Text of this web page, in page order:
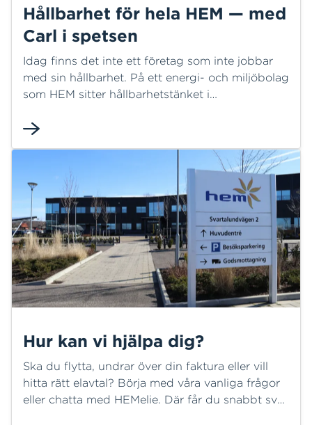
Hållbarhet för hela HEM — med
Carl i spetsen
Idag finns det inte ett företag som inte jobbar
med sin hållbarhet. På ett energi- och miljöbolag
som HEM sitter hållbarhetstänket i
bättre. Nu blir det Carl Lagerblads uppdrag,
inte bara sköter sig utan går i täten för det
arbetet.
Hur kan vi hjälpa dig?
Ska du flytta, undrar över din faktura eller vill
hitta rätt elavtal? Börja med våra vanliga frågor
eller chatta med HEMelie. Där får du snabbt svar